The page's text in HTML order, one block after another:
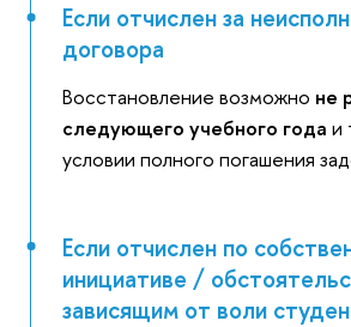
Если отчислен за
договора
Восстановление возможно не
следующего учебного года и
условии полного погашения
Если отчислен по
инициативе /
зависящим от воли